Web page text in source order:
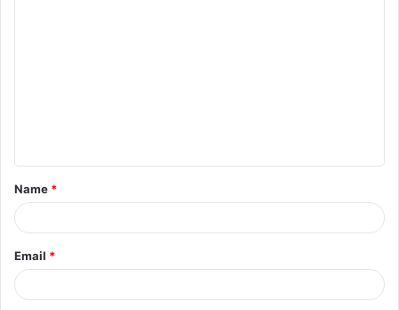
t
*
Name *
Email *